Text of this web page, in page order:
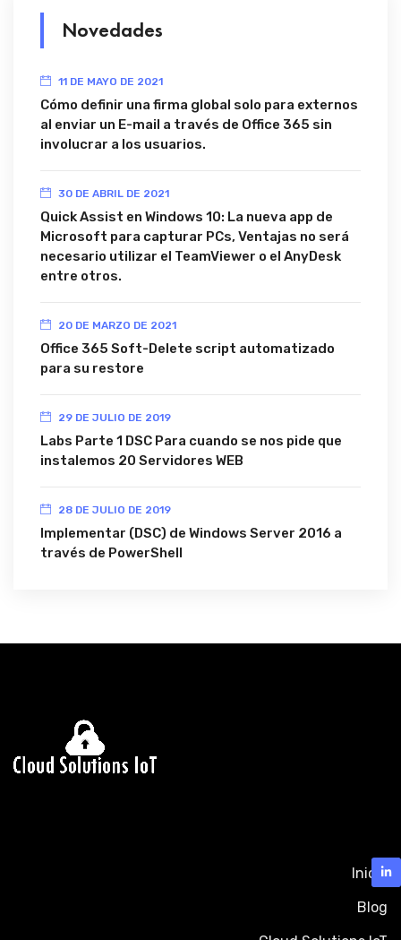
Novedades
11 DE MAYO DE 2021
Cómo definir una firma global solo para externos
al enviar un E-mail a través de Office 365 sin
involucrar a los usuarios.
30 DE ABRIL DE 2021
Quick Assist en Windows 10: La nueva app de
Microsoft para capturar PCs, Ventajas no será
necesario utilizar el TeamViewer o el AnyDesk
entre otros.
20 DE MARZO DE 2021
Office 365 Soft-Delete script automatizado
para su restore
29 DE JULIO DE 2019
Labs Parte 1 DSC Para cuando se nos pide que
instalemos 20 Servidores WEB
28 DE JULIO DE 2019
Implementar (DSC) de Windows Server 2016 a
través de PowerShell
Inicio
Blog